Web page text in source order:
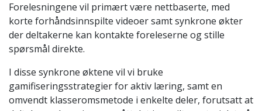
Forelesningene vil primært være nettbaserte, med
korte forhåndsinnspilte videoer samt synkrone økter
der deltakerne kan kontakte foreleserne og stille
spørsmål direkte.
I disse synkrone øktene vil vi bruke
gamifiseringsstrategier for aktiv læring, samt en
omvendt klasseromsmetode i enkelte deler, forutsatt at